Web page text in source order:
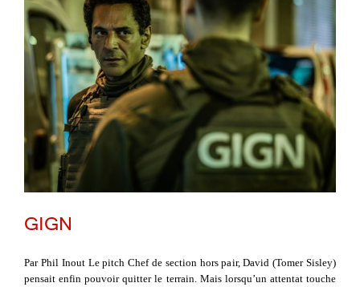
GIGN
Par Phil Inout Le pitch Chef de section hors pair, David (Tomer Sisley)
pensait enfin pouvoir quitter le terrain. Mais lorsqu’un attentat touche